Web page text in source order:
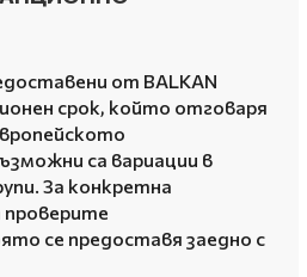
от BALKAN
срок, който отговаря
са вариации в
За конкретна
проверите
се предоставя заедно с